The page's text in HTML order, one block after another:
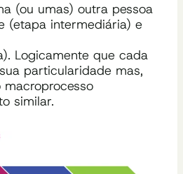
(ou umas) outra pessoa
(etapa intermediária) e
Logicamente que cada
particularidade mas,
similar.